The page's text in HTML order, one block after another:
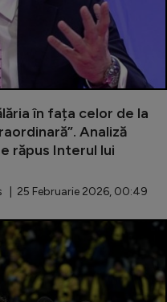
în fața celor de la
Analiză
răpus Interul lui
| 25 Februarie 2026, 00:49